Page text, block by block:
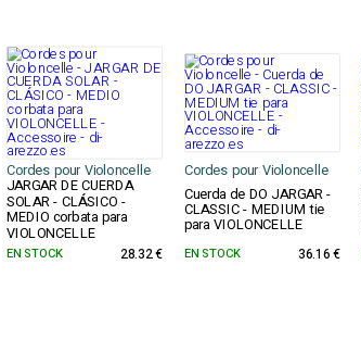
Cordes pour Violoncelle Cordes pour Violoncelle
JARGAR DE CUERDA
SOLAR - CLÁSICO -
MEDIO corbata para
VIOLONCELLE
Cuerda de DO JARGAR -
CLASSIC - MEDIUM tie
para VIOLONCELLE
EN STOCK 28.32 € EN STOCK 36.16 €